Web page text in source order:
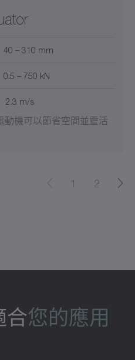
40 – 310 mm
0.5 – 750 kN
2.3 m/s
動機可以節省空間並靈活
1 2
合您的應用